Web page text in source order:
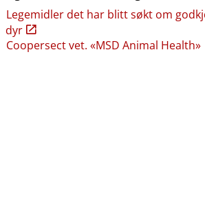
Legemidler det har blitt søkt om
dyr
Coopersect vet. «MSD Animal Health»